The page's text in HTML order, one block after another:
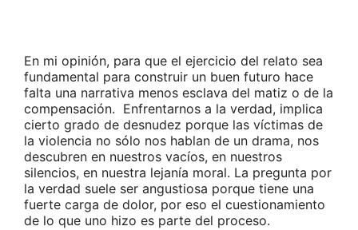
En mi opinión, para que el ejercicio del relato sea
fundamental para construir un buen futuro hace
falta una narrativa menos esclava del matiz o de la
compensación. Enfrentarnos a la verdad, implica
cierto grado de desnudez porque las víctimas de
la violencia no sólo nos hablan de un drama, nos
descubren en nuestros vacíos, en nuestros
silencios, en nuestra lejanía moral. La pregunta por
la verdad suele ser angustiosa porque tiene una
fuerte carga de dolor, por eso el cuestionamiento
de lo que uno hizo es parte del proceso.